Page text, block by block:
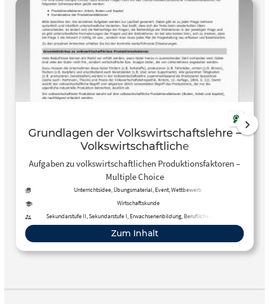
Grundlagen der Volkswirtschaftslehre –
Volkswirtschaftliche
Produktionsfaktoren
Aufgaben zu volkswirtschaftlichen Produktionsfaktoren –
Multiple Choice
Unterrichtsidee, Übungsmaterial, Event, Wettbewerb
Wirtschaftskunde
Sekundarstufe II, Sekundarstufe I, Erwachsenenbildung, Berufliche Bildung
Zum Inhalt